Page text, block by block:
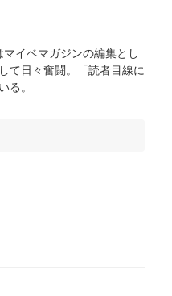
イベマガジンの編集とし
て日々奮闘。「読者目線に
る。